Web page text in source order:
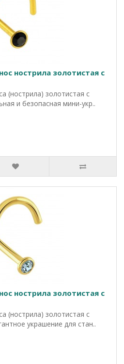
нострила золотистая с
(нострила) золотистая с
и безопасная мини-укр..
нострила золотистая с
(нострила) золотистая с
украшение для стан..